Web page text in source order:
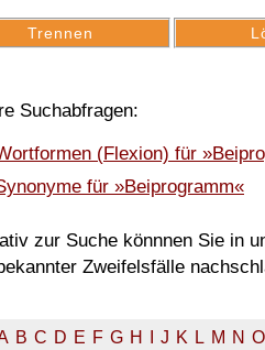
Suchabfragen:
(Flexion) für
für »Beiprogramm«
zur Suche könnnen Sie in
Zweifelsfälle
B C D E F G H J K L M N O